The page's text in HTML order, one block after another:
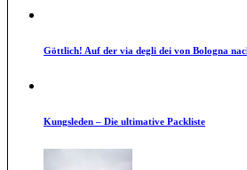
Göttlich! Auf der via degli dei von Bologna
Kungsleden – Die ultimative Packliste